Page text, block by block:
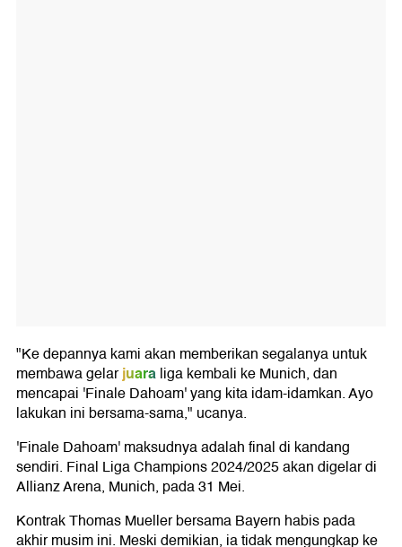
"Ke depannya kami akan memberikan segalanya untuk
membawa gelarjuaraliga kembali ke Munich, dan
mencapai 'Finale Dahoam' yang kita idam-idamkan. Ayo
lakukan ini bersama-sama," ucanya.
'Finale Dahoam' maksudnya adalah final di kandang
sendiri. Final Liga Champions 2024/2025 akan digelar di
Allianz Arena, Munich, pada 31 Mei.
Kontrak Thomas Mueller bersama Bayern habis pada
akhir musim ini. Meski demikian, ia tidak mengungkap ke